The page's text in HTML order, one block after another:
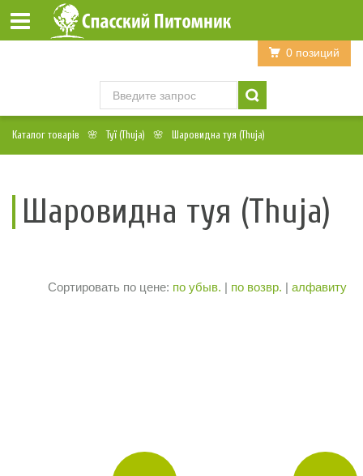
Войти Регистрация
0 позиций
Каталог товарів Туї (Thuja) Шаровидна туя (Thuja)
Шаровидна туя (Thuja)
Сортировать по цене: по убыв. | по возвр. | алфавиту